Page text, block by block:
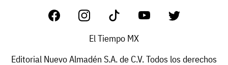
El Tiempo MX
Editorial Nuevo Almadén S.A. de C.V. Todos los derechos